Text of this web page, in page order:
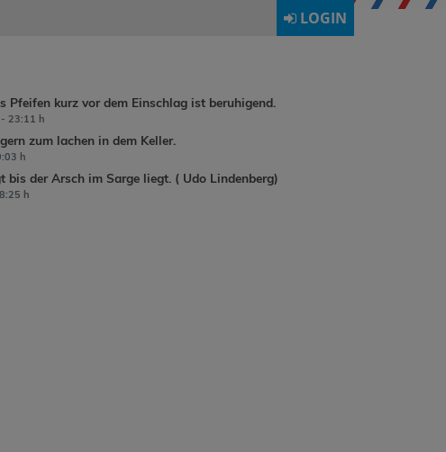
LOGIN
Pfeifen kurz vor dem Einschlag ist beruhigend.
23:11 h
zum lachen in dem Keller.
h
bis der Arsch im Sarge liegt. ( Udo Lindenberg)
h